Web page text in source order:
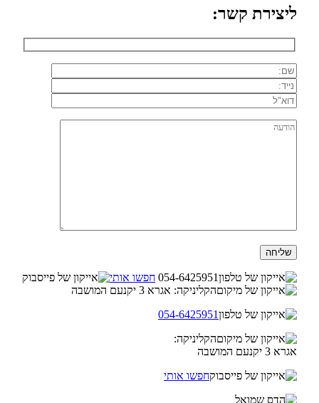
ליצירת קשר:
054-6425951 חפשו אותי
הקליניקה: אגרא 3 יקנעם המושבה
054-6425951
הקליניקה:
אגרא 3 יקנעם המושבה
חפשו אותי